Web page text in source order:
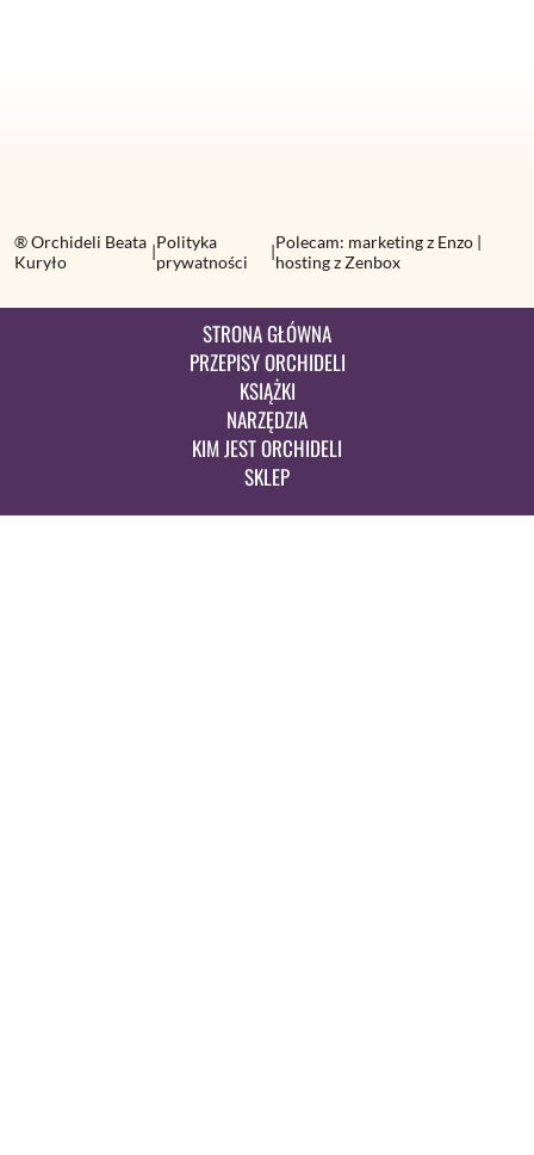
® Orchideli Beata
Kuryło
|Polityka
prywatności
|Polecam: marketing z Enzo|
hosting z Zenbox
STRONA GŁÓWNA
PRZEPISY ORCHIDELI
KSIĄŻKI
NARZĘDZIA
KIM JEST ORCHIDELI
SKLEP